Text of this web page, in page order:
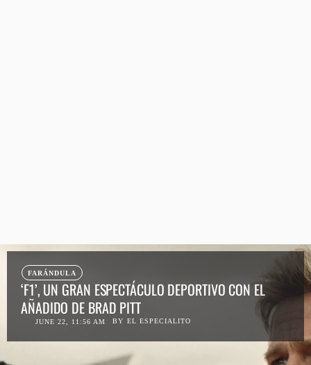
FARÁNDULA
‘F1’, UN GRAN ESPECTÁCULO DEPORTIVO CON EL
AÑADIDO DE BRAD PITT
JUNE 22, 11:56 AM BY EL ESPECIALITO